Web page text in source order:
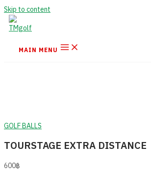
Skip to content
MAIN MENU
GOLF BALLS
TOURSTAGE EXTRA DISTANCE
600฿